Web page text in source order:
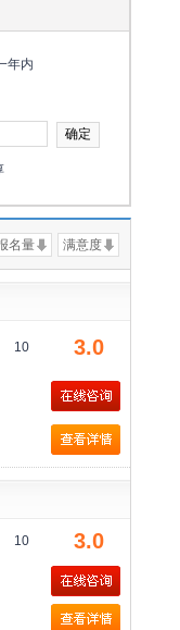
年内
满意度
名量
10 3.0
10 3.0